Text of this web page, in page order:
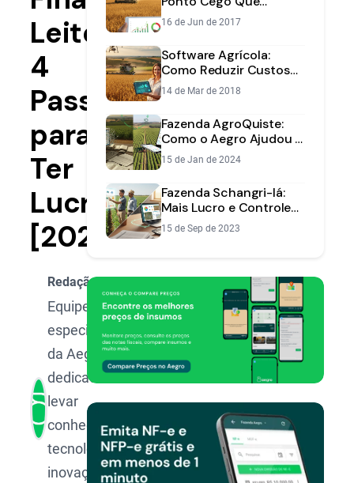
Leiteira:
4
Passos
para
Ter
Lucro
[2025]
Redação Aegro
Equipe de
especialistas
da Aegro,
dedicada a
levar
conhecimento,
tecnologia e
inovação para
Ameaça o Produtor
Rural Brasileiro
16 de Jun de 2017
Software Agrícola:
Como Reduzir Custos
de Produção e
Aumentar o Lucro
14 de Mar de 2018
Fazenda AgroQuiste:
Como o Aegro Ajudou a
Transformar Informação
em Lucro
15 de Jan de 2024
Fazenda Schangri-lá:
Mais Lucro e Controle
com a Ajuda de George
Vital e do Programa
15 de Sep de 2023